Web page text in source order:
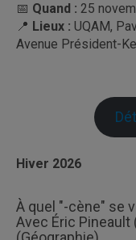
📅 Quand : 25
📍 Lieux : UQAM,
Avenue Président-
Hiver 2026
À quel "-cène" se
Avec Éric